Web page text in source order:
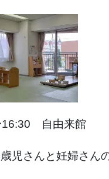
自由来館
児さんと妊婦さん